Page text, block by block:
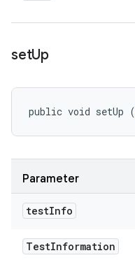
setUp
public void setUp (
Parameter
testInfo
TestInformation